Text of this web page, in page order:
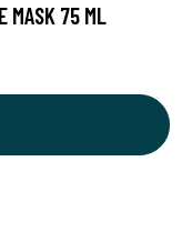
MASK 75 ML